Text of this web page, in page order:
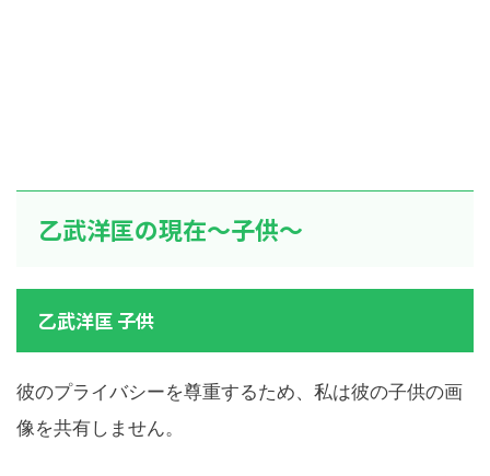
乙武洋匡の現在～子供～
乙武洋匡 子供
彼のプライバシーを尊重するため、私は彼の子供の画
像を共有しません。